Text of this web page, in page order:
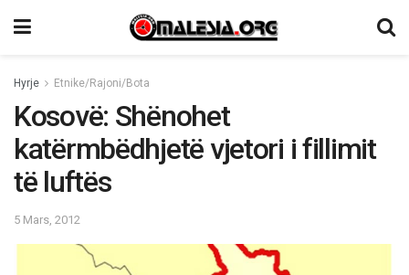
Hyrje Etnike/Rajoni/Bota
Kosovë: Shënohet
katërmbëdhjetë vjetori i fillimit
të luftës
5 Mars, 2012